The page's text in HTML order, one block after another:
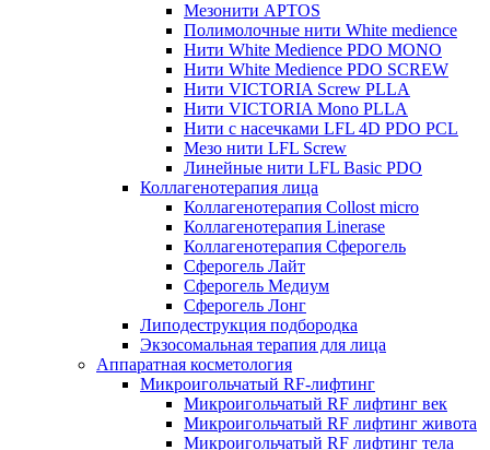
Мезонити APTOS
Полимолочные нити White medience
Нити White Medience PDO MONO
Нити White Medience PDO SCREW
Нити VICTORIA Screw PLLA
Нити VICTORIA Mono PLLA
Нити с насечками LFL 4D PDO PCL
Мезо нити LFL Screw
Линейные нити LFL Basic PDO
Коллагенотерапия лица
Коллагенотерапия Collost micro
Коллагенотерапия Linerase
Коллагенотерапия Сферогель
Сферогель Лайт
Сферогель Медиум
Сферогель Лонг
Липодеструкция подбородка
Экзосомальная терапия для лица
Аппаратная косметология
Микроигольчатый RF-лифтинг
Микроигольчатый RF лифтинг век
Микроигольчатый RF лифтинг живота
Микроигольчатый RF лифтинг тела